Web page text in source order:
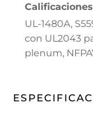
UL-1480A,
con UL2043
plenum,